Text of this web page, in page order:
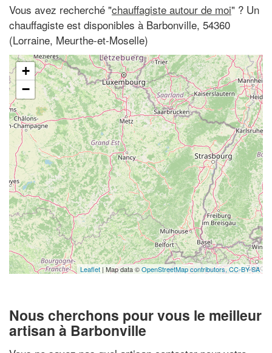
Vous avez recherché "chauffagiste autour de moi" ? Un
chauffagiste est disponibles à Barbonville, 54360
(Lorraine, Meurthe-et-Moselle)
+
−
Leaflet | Map data ©OpenStreetMap contributors,CC-BY-SA
Nous cherchons pour vous le meilleur
artisan à Barbonville